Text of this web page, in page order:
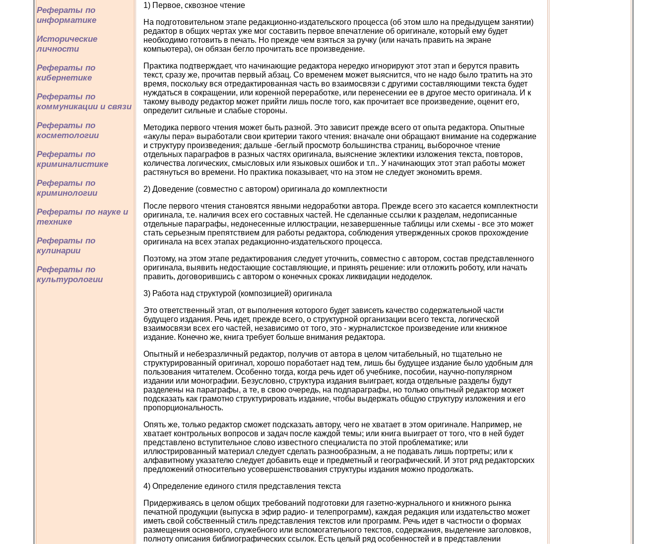
Рефераты по
информатике
Исторические
личности
Рефераты по
кибернетике
Рефераты по
коммуникации и связи
Рефераты по
косметологии
Рефераты по
криминалистике
Рефераты по
криминологии
Рефераты по науке и
технике
Рефераты по
кулинарии
Рефераты по
культурологии
1) Первое, сквозное чтение
На подготовительном этапе редакционно-издательского процесса (об этом шло на предыдущем занятии)
редактор в общих чертах уже мог составить первое впечатление об оригинале, который ему будет
необходимо готовить в печать. Но прежде чем взяться за ручку (или начать править на экране
компьютера), он обязан бегло прочитать все произведение.
Практика подтверждает, что начинающие редактора нередко игнорируют этот этап и берутся править
текст, сразу же, прочитав первый абзац. Со временем может выяснится, что не надо было тратить на это
время, поскольку вся отредактированная часть во взаимосвязи с другими составляющими текста будет
нуждаться в сокращении, или коренной переработке, или перенесении ее в другое место оригинала. И к
такому выводу редактор может прийти лишь после того, как прочитает все произведение, оценит его,
определит сильные и слабые стороны.
Методика первого чтения может быть разной. Это зависит прежде всего от опыта редактора. Опытные
«акулы пера» выработали свои критерии такого чтения: вначале они обращают внимание на содержание
и структуру произведения; дальше -беглый просмотр большинства страниц, выборочное чтение
отдельных параграфов в разных частях оригинала, выяснение эклектики изложения текста, повторов,
количества логических, смысловых или языковых ошибок и т.п.. У начинающих этот этап работы может
растянуться во времени. Но практика показывает, что на этом не следует экономить время.
2) Доведение (совместно с автором) оригинала до комплектности
После первого чтения становятся явными недоработки автора. Прежде всего это касается комплектности
оригинала, т.е. наличия всех его составных частей. Не сделанные ссылки к разделам, недописанные
отдельные параграфы, недонесенные иллюстрации, незавершенные таблицы или схемы - все это может
стать серьезным препятствием для работы редактора, соблюдения утвержденных сроков прохождение
оригинала на всех этапах редакционно-издательского процесса.
Поэтому, на этом этапе редактирования следует уточнить, совместно с автором, состав представленного
оригинала, выявить недостающие составляющие, и принять решение: или отложить роботу, или начать
править, договорившись с автором о конечных сроках ликвидации недоделок.
3) Работа над структурой (композицией) оригинала
Это ответственный этап, от выполнения которого будет зависеть качество содержательной части
будущего издания. Речь идет, прежде всего, о структурной организации всего текста, логической
взаимосвязи всех его частей, независимо от того, это - журналистское произведение или книжное
издание. Конечно же, книга требует больше внимания редактора.
Опытный и небезразличный редактор, получив от автора в целом читабельный, но тщательно не
структурированный оригинал, хорошо поработает над тем, лишь бы будущее издание было удобным для
пользования читателем. Особенно тогда, когда речь идет об учебнике, пособии, научно-популярном
издании или монографии. Безусловно, структура издания выиграет, когда отдельные разделы будут
разделены на параграфы, а те, в свою очередь, на подпараграфы, но только опытный редактор может
подсказать как грамотно структурировать издание, чтобы выдержать общую структуру изложения и его
пропорциональность.
Опять же, только редактор сможет подсказать автору, чего не хватает в этом оригинале. Например, не
хватает контрольных вопросов и задач после каждой темы; или книга выиграет от того, что в ней будет
представлено вступительное слово известного специалиста по этой проблематике; или
иллюстрированный материал следует сделать разнообразным, а не подавать лишь портреты; или к
алфавитному указателю следует добавить еще и предметный и географический. И этот ряд редакторских
предложений относительно усовершенствования структуры издания можно продолжать.
4) Определение единого стиля представления текста
Придерживаясь в целом общих требований подготовки для газетно-журнального и книжного рынка
печатной продукции (выпуска в эфир радио- и телепрограмм), каждая редакция или издательство может
иметь свой собственный стиль представления текстов или программ. Речь идет в частности о формах
размещения основного, служебного или вспомогательного текстов, содержания, выделение заголовков,
полноту описания библиографических ссылок. Есть целый ряд особенностей и в представлении